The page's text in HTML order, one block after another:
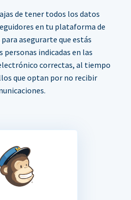
de tener todos los datos
en tu plataforma de
asegurarte que estás
personas indicadas en las
correctas, al tiempo
que optan por no recibir